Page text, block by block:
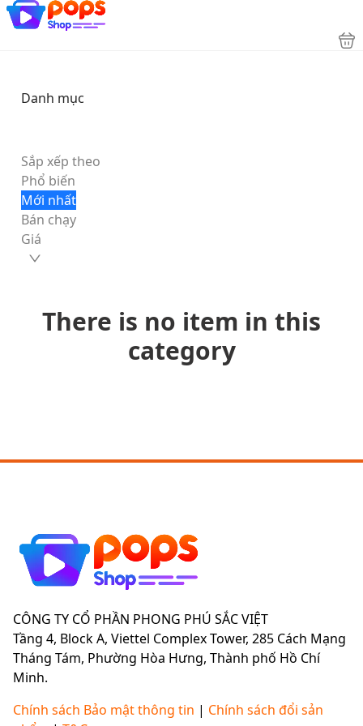
Danh mục
Sắp xếp theo
Phổ biến
Mới nhất
Bán chạy
Giá
There is no item in this
category
CÔNG TY CỔ PHẦN PHONG PHÚ SẮC VIỆT
Tầng 4, Block A, Viettel Complex Tower, 285 Cách Mạng
Tháng Tám, Phường Hòa Hưng, Thành phố Hồ Chí
Minh.
Chính sách Bảo mật thông tin | Chính sách đổi sản